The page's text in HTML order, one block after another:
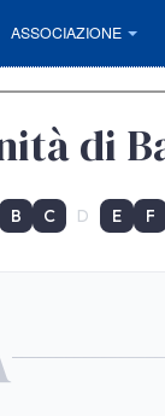
ASSOCIAZIONE